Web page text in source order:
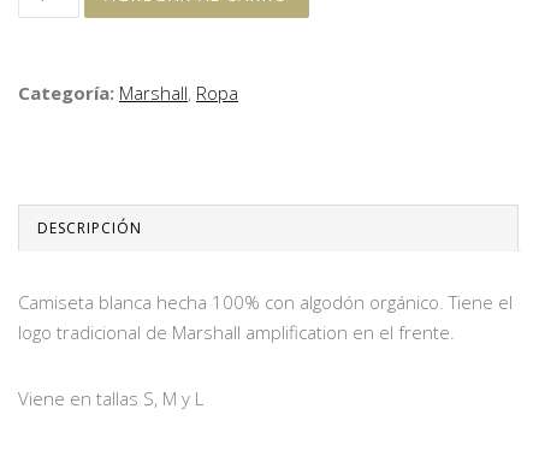
Categoría: Marshall, Ropa
DESCRIPCIÓN
Camiseta blanca hecha 100% con algodón orgánico. Tiene el
logo tradicional de Marshall amplification en el frente.
Viene en tallas S, M y L